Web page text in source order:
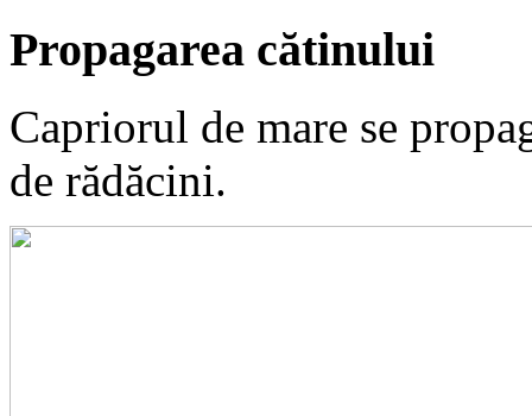
Propagarea cătinului
Capriorul de mare se
de rădăcini.